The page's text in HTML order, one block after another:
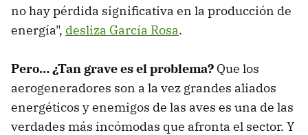
no hay pérdida significativa en la producción de
energía", desliza García Rosa.
Pero… ¿Tan grave es el problema? Que los
aerogeneradores son a la vez grandes aliados
energéticos y enemigos de las aves es una de las
verdades más incómodas que afronta el sector. Y